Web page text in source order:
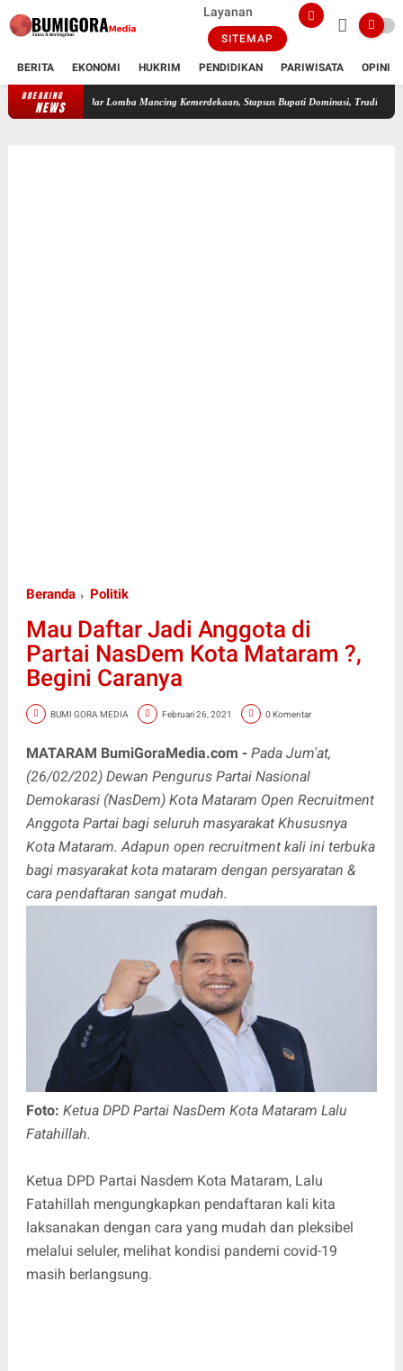
Layanan
SITEMAP
BERITA EKONOMI HUKRIM PENDIDIKAN PARIWISATA OPINI
BREAKING
NEWS
Lotim Gelar Lomba Mancing Kemerdekaan, Stapsus Bupati Dominasi, Tradisi Tahunan
Beranda Politik
Mau Daftar Jadi Anggota di
Partai NasDem Kota Mataram ?,
Begini Caranya
BUMI GORA MEDIA Februari 26, 2021 0 Komentar
MATARAM BumiGoraMedia.com - Pada Jum'at,
(26/02/202) Dewan Pengurus Partai Nasional
Demokarasi (NasDem) Kota Mataram Open Recruitment
Anggota Partai bagi seluruh masyarakat Khususnya
Kota Mataram. Adapun open recruitment kali ini terbuka
bagi masyarakat kota mataram dengan persyaratan &
cara pendaftaran sangat mudah.
Foto: Ketua DPD Partai NasDem Kota Mataram Lalu
Fatahillah.
Ketua DPD Partai Nasdem Kota Mataram, Lalu
Fatahillah mengungkapkan pendaftaran kali kita
laksanakan dengan cara yang mudah dan pleksibel
melalui seluler, melihat kondisi pandemi covid-19
masih berlangsung.